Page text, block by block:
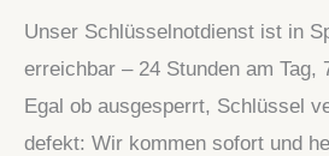
Unser Schlüsselnotdienst ist in
erreichbar – 24 Stunden am Tag,
Egal ob ausgesperrt, Schlüssel
defekt: Wir kommen sofort und